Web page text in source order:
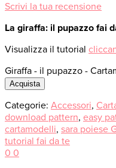
Scrivi la tua recensione
La giraffa: il pupazzo fai
Visualizza il tutorial
Giraffa - il pupazzo -
Acquista
Categorie: Accessori,
download pattern, easy
cartamodelli, sara poiese
tutorial fai da te
0 0